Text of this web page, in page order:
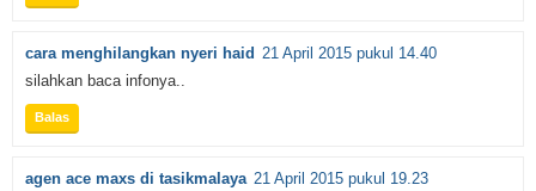
cara menghilangkan nyeri haid 21 April 2015 pukul 14.40
silahkan baca infonya..
Balas
agen ace maxs di tasikmalaya 21 April 2015 pukul 19.23